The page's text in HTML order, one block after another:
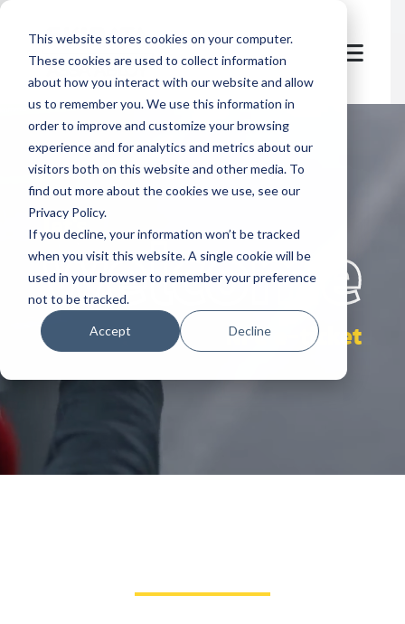
This website stores cookies on your computer.
These cookies are used to collect information
about how you interact with our website and allow
us to remember you. We use this information in
order to improve and customize your browsing
experience and for analytics and metrics about our
visitors both on this website and other media. To
find out more about the cookies we use, see our
Privacy Policy.
If you decline, your information won’t be tracked
when you visit this website. A single cookie will be
used in your browser to remember your preference
not to be tracked.
Accept Decline
let's
welcome
NFC e-ticket